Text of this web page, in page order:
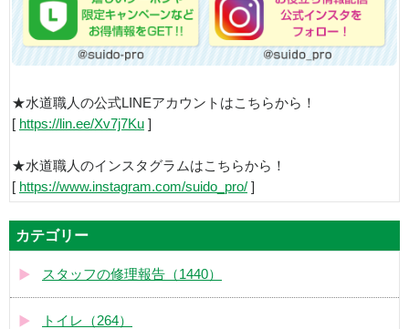
★水道職人の公式LINEアカウントはこちらから！
[ https://lin.ee/Xv7j7Ku ]
★水道職人のインスタグラムはこちらから！
[ https://www.instagram.com/suido_pro/ ]
カテゴリー
スタッフの修理報告（1440）
トイレ（264）